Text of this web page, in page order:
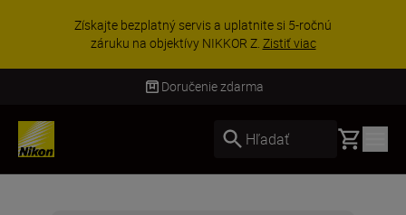
servis a uplatnite si 5-ročnú
objektívy NIKKOR Z.Zistiť viac
Doručenie zdarma
Hľadať Basket